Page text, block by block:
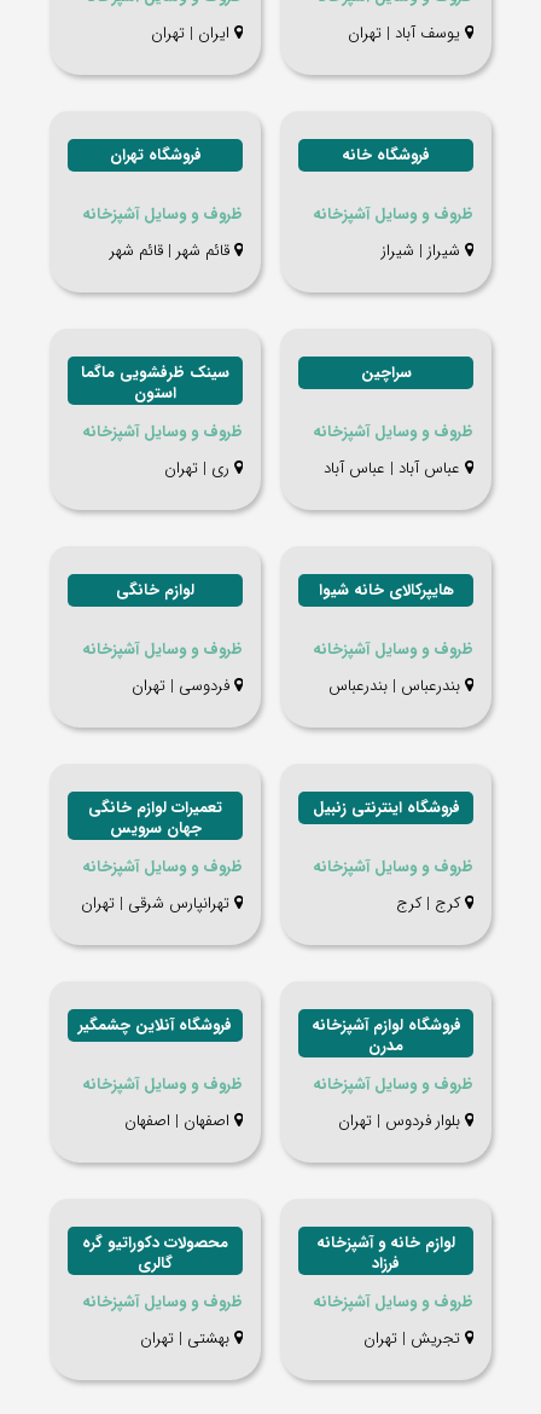
یوسف آباد | تهران
ایران | تهران
فروشگاه خانه
ظروف و وسایل آشپزخانه
شيراز | شيراز
فروشگاه تهران
ظروف و وسایل آشپزخانه
قائم شهر | قائم شهر
سراچین
ظروف و وسایل آشپزخانه
عباس آباد | عباس آباد
سینک ظرفشویی ماگما
استون
ظروف و وسایل آشپزخانه
ری | تهران
هایپرکالای خانه شیوا
ظروف و وسایل آشپزخانه
بندرعباس | بندرعباس
لوازم خانگی
ظروف و وسایل آشپزخانه
فردوسی | تهران
فروشگاه اینترنتی زنبیل
ظروف و وسایل آشپزخانه
کرج | کرج
تعمیرات لوازم خانگی
جهان سرویس
ظروف و وسایل آشپزخانه
تهرانپارس شرقی | تهران
فروشگاه لوازم آشپزخانه
مدرن
ظروف و وسایل آشپزخانه
بلوار فردوس | تهران
فروشگاه آنلاین چشمگیر
ظروف و وسایل آشپزخانه
اصفهان | اصفهان
لوازم خانه و آشپزخانه
فرزاد
ظروف و وسایل آشپزخانه
تجریش | تهران
محصولات دکوراتیو گره
گالری
ظروف و وسایل آشپزخانه
بهشتی | تهران